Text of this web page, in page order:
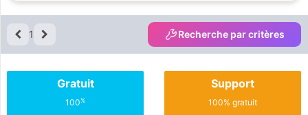
1 Recherche par critères
Gratuit
100%
Support
100% gratuit